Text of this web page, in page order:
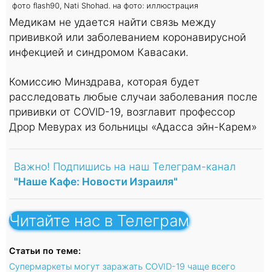
фото flash90, Nati Shohad. на фото: иллюстрация
Медикам не удается найти связь между
прививкой или заболеванием коронавирусной
инфекцией и синдромом Кавасаки.
Комиссию Минздрава, которая будет
расследовать любые случаи заболевания после
прививки от COVID-19, возглавит профессор
Дрор Мевурах из больницы «Адасса эйн-Карем»
Важно! Подпишись на наш Телеграм-канал
"Наше Кафе: Новости Израиля"
Читайте нас в Телеграм
Статьи по теме:
Супермаркеты могут заражать COVID-19 чаще всего